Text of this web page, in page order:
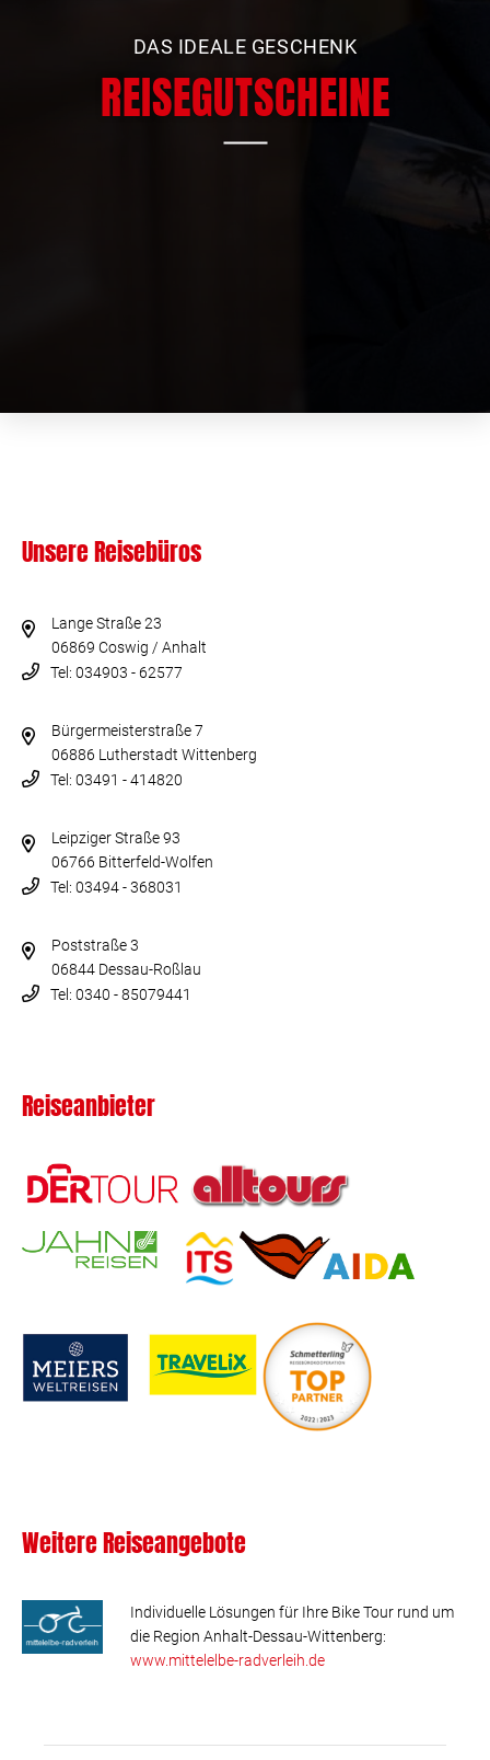
DAS IDEALE GESCHENK
REISEGUTSCHEINE
Unsere Reisebüros
Lange Straße 23
06869 Coswig / Anhalt
Tel: 034903 - 62577
Bürgermeisterstraße 7
06886 Lutherstadt Wittenberg
Tel: 03491 - 414820
Leipziger Straße 93
06766 Bitterfeld-Wolfen
Tel: 03494 - 368031
Poststraße 3
06844 Dessau-Roßlau
Tel: 0340 - 85079441
Reiseanbieter
Weitere Reiseangebote
Individuelle Lösungen für Ihre Bike Tour rund um
die Region Anhalt-Dessau-Wittenberg:
www.mittelelbe-radverleih.de